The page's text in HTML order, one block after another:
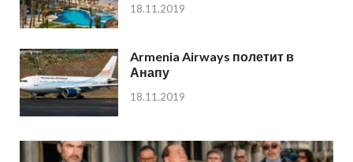
18.11.2019
Armenia Airways полетит в
Анапу
18.11.2019